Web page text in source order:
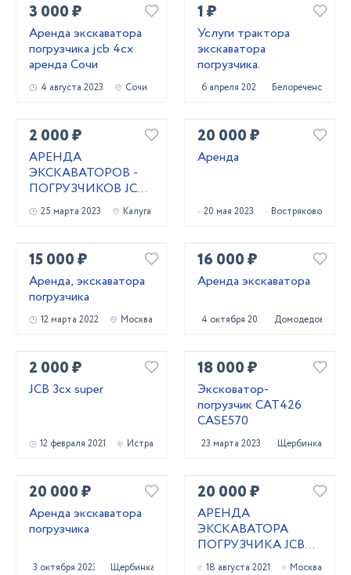
3 000 ₽
Аренда экскаватора
погрузчика jcb 4сх
аренда Сочи
4 августа 2023 Сочи
1 ₽
Услуги трактора
экскаватора
погрузчика.
6 апреля 2023 Белореченск
2 000 ₽
АРЕНДА
ЭКСКАВАТОРОВ -
ПОГРУЗЧИКОВ JCB
5СХ, JCB 4СХ,
NewHolland LB115,
25 марта 2023 Калуга
20 000 ₽
Аренда
20 мая 2023 Востряково
15 000 ₽
Аренда, экскаватора
погрузчика
12 марта 2022 Москва
16 000 ₽
Аренда экскаватора
4 октября 2023 Домодедово
2 000 ₽
JCB 3cx super
12 февраля 2021 Истра
18 000 ₽
Эксковатор-
погрузчик САТ426
CASE570
23 марта 2023 Щербинка
20 000 ₽
Аренда экскаватора
погрузчика
3 октября 2023 Щербинка
20 000 ₽
АРЕНДА
ЭКСКАВАТОРА
ПОГРУЗЧИКА JCB
3CX
18 августа 2021 Москва